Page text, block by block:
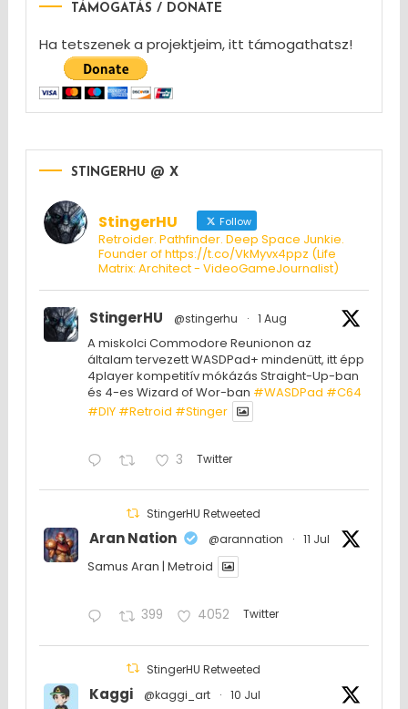
TÁMOGATÁS / DONATE
Ha tetszenek a projektjeim, itt támogathatsz!
STINGERHU @ X
StingerHU Follow
Retroider. Pathfinder. Deep Space Junkie.
Founder of https://t.co/VkMyvx4ppz (Life
Matrix: Architect - VideoGameJournalist)
StingerHU @stingerhu · 1 Aug
A miskolci Commodore Reunionon az
általam tervezett WASDPad+ mindenütt, itt épp
4player kompetitív mókázás Straight-Up-ban
és 4-es Wizard of Wor-ban #WASDPad #C64
#DIY #Retroid #Stinger
3 Twitter
StingerHU Retweeted
Aran Nation @arannation · 11 Jul
Samus Aran | Metroid
399 4052 Twitter
StingerHU Retweeted
Kaggi @kaggi_art · 10 Jul